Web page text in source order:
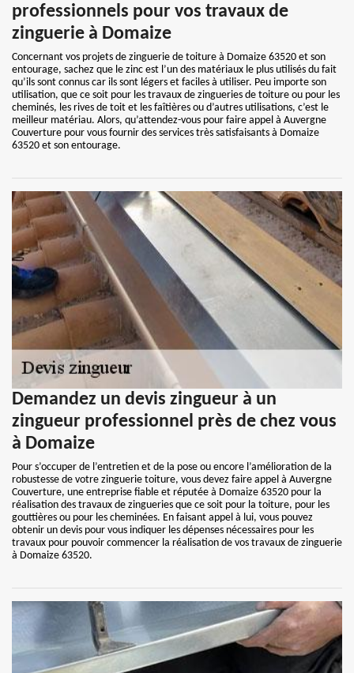
professionnels pour vos travaux de
zinguerie à Domaize
Concernant vos projets de zinguerie de toiture à Domaize 63520 et son
entourage, sachez que le zinc est l’un des matériaux le plus utilisés du fait
qu’ils sont connus car ils sont légers et faciles à utiliser. Peu importe son
utilisation, que ce soit pour les travaux de zingueries de toiture ou pour les
cheminés, les rives de toit et les faîtières ou d’autres utilisations, c’est le
meilleur matériau. Alors, qu’attendez-vous pour faire appel à Auvergne
Couverture pour vous fournir des services très satisfaisants à Domaize
63520 et son entourage.
Demandez un devis zingueur à un
zingueur professionnel près de chez vous
à Domaize
Pour s’occuper de l’entretien et de la pose ou encore l’amélioration de la
robustesse de votre zinguerie toiture, vous devez faire appel à Auvergne
Couverture, une entreprise fiable et réputée à Domaize 63520 pour la
réalisation des travaux de zingueries que ce soit pour la toiture, pour les
gouttières ou pour les cheminées. En faisant appel à lui, vous pouvez
obtenir un devis pour vous indiquer les dépenses nécessaires pour les
travaux pour pouvoir commencer la réalisation de vos travaux de zinguerie
à Domaize 63520.